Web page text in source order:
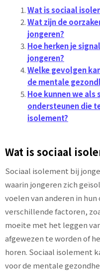
Wat is sociaal
Wat zijn de
jongeren?
Hoe herken je
jongeren?
Welke gevolgen
de mentale
Hoe kunnen we
ondersteunen die
isolement?
Wat is sociaal
Sociaal isolement bij
waarin jongeren zich
voelen van anderen in
verschillende factoren,
moeite met het leggen
afgewezen te worden of
horen. Sociaal isolement
voor de mentale